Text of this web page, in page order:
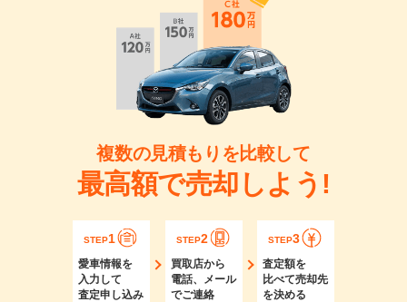
複数の見積もりを比較して
最高額で売却しよう!
STEP1
愛車情報を
入力して
査定申し込み
STEP2
買取店から
電話、メール
でご連絡
STEP3
査定額を
比べて売却先
を決める